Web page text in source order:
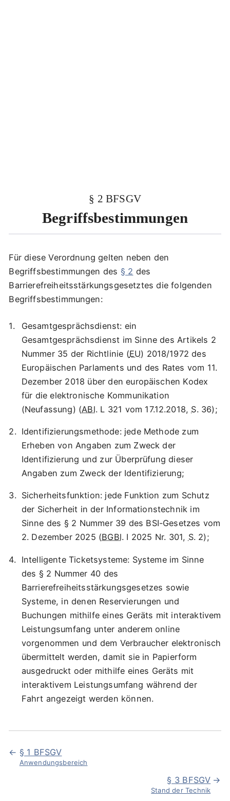
§ 2 BFSGV
Begriffsbestimmungen
Für diese Verordnung gelten neben den
Begriffsbestimmungen des § 2 des
Barrierefreiheitsstärkungsgesetztes die folgenden
Begriffsbestimmungen:
Gesamtgesprächsdienst: ein
Gesamtgesprächsdienst im Sinne des Artikels 2
Nummer 35 der Richtlinie (EU) 2018/1972 des
Europäischen Parlaments und des Rates vom 11.
Dezember 2018 über den europäischen Kodex
für die elektronische Kommunikation
(Neufassung) (ABl. L 321 vom 17.12.2018, S. 36);
Identifizierungsmethode: jede Methode zum
Erheben von Angaben zum Zweck der
Identifizierung und zur Überprüfung dieser
Angaben zum Zweck der Identifizierung;
Sicherheitsfunktion: jede Funktion zum Schutz
der Sicherheit in der Informationstechnik im
Sinne des § 2 Nummer 39 des BSI-Gesetzes vom
2. Dezember 2025 (BGBl. I 2025 Nr. 301, S. 2);
Intelligente Ticketsysteme: Systeme im Sinne
des § 2 Nummer 40 des
Barrierefreiheitsstärkungsgesetzes sowie
Systeme, in denen Reservierungen und
Buchungen mithilfe eines Geräts mit interaktivem
Leistungsumfang unter anderem online
vorgenommen und dem Verbraucher elektronisch
übermittelt werden, damit sie in Papierform
ausgedruckt oder mithilfe eines Geräts mit
interaktivem Leistungsumfang während der
Fahrt angezeigt werden können.
§ 1 BFSGV
Anwendungsbereich
§ 3 BFSGV
Stand der Technik